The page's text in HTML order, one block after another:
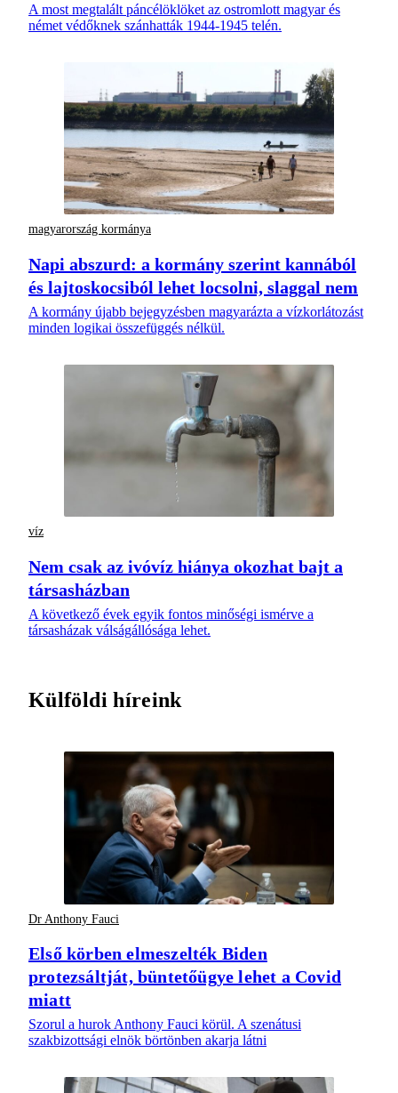
A most megtalált páncélöklöket az ostromlott magyar és
német védőknek szánhatták 1944-1945 telén.
magyarország kormánya
Napi abszurd: a kormány szerint kannából
és lajtoskocsiból lehet locsolni, slaggal nem
A kormány újabb bejegyzésben magyarázta a vízkorlátozást
minden logikai összefüggés nélkül.
víz
Nem csak az ivóvíz hiánya okozhat bajt a
társasházban
A következő évek egyik fontos minőségi ismérve a
társasházak válságállósága lehet.
Külföldi híreink
Dr Anthony Fauci
Első körben elmeszelték Biden
protezsáltját, büntetőügye lehet a Covid
miatt
Szorul a hurok Anthony Fauci körül. A szenátusi
szakbizottsági elnök börtönben akarja látni